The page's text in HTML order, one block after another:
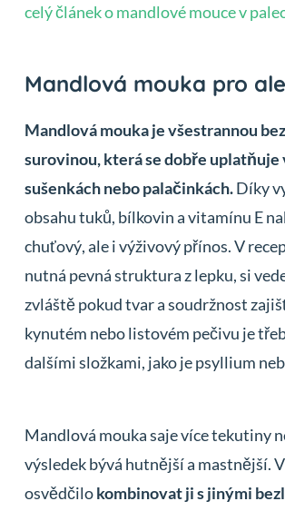
celý článek o mandlové mouce v
Mandlová mouka pro
Mandlová mouka je všestrannou
surovinou, která se dobře uplatňuje
sušenkách nebo palačinkách.Díky
obsahu tuků, bílkovin a vitamínu E
chuťový, ale i výživový přínos. V
nutná pevná struktura z lepku, si
zvláště pokud tvar a soudržnost
kynutém nebo listovém pečivu je
dalšími složkami, jako je psyllium
Mandlová mouka saje více tekutiny
výsledek bývá hutnější a mastnější.
osvědčilokombinovat ji s jinými